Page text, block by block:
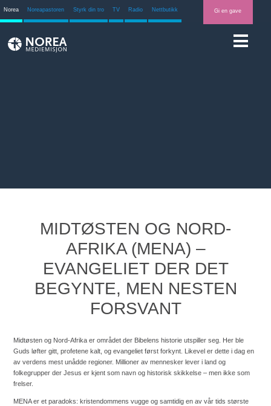
Norea Noreapastoren Styrk din tro TV Radio Nettbutikk Gi en gave
MIDTØSTEN OG NORD-
AFRIKA (MENA) –
EVANGELIET DER DET
BEGYNTE, MEN NESTEN
FORSVANT
Midtøsten og Nord-Afrika er området der Bibelens historie utspiller seg. Her ble
Guds løfter gitt, profetene kalt, og evangeliet først forkynt. Likevel er dette i dag en
av verdens mest unådde regioner. Millioner av mennesker lever i land og
folkegrupper der Jesus er kjent som navn og historisk skikkelse – men ikke som
frelser.
MENA er et paradoks: kristendommens vugge og samtidig en av vår tids største